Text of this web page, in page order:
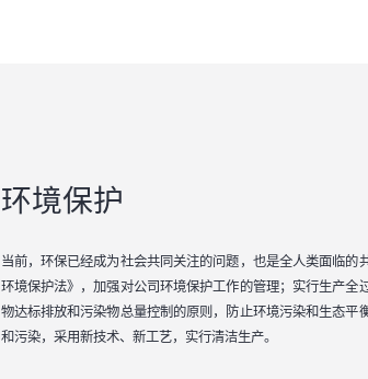
环境保护
当前，环保已经成为社会共同关注的问题，也是全人类面临的
环境保护法》，加强对公司环境保护工作的管理；实行生产全
物达标排放和污染物总量控制的原则，防止环境污染和生态平
和污染，采用新技术、新工艺，实行清洁生产。